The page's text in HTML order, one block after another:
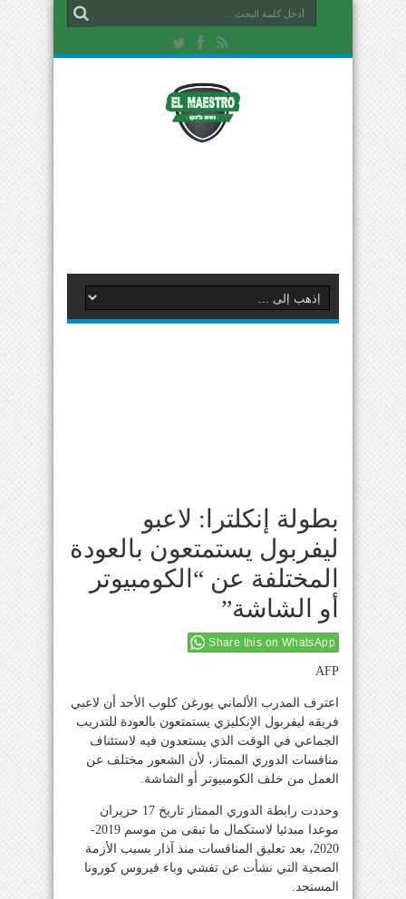
بطولة إنكلترا: لاعبو
ليفربول يستمتعون بالعودة
المختلفة عن “الكومبيوتر
أو الشاشة”
Share this on WhatsApp
AFP
اعترف المدرب الألماني يورغن كلوب الأحد أن لاعبي
فريقه ليفربول الإنكليزي يستمتعون بالعودة للتدريب
الجماعي في الوقت الذي يستعدون فيه لاستئناف
منافسات الدوري الممتاز، لأن الشعور مختلف عن
العمل من خلف الكومبيوتر أو الشاشة.
وحددت رابطة الدوري الممتاز تاريخ 17 حزيران
موعدا مبدئيا لاستكمال ما تبقى من موسم 2019-
2020، بعد تعليق المنافسات منذ آذار بسبب الأزمة
الصحية التي نشأت عن تفشي وباء فيروس كورونا
المستجد.